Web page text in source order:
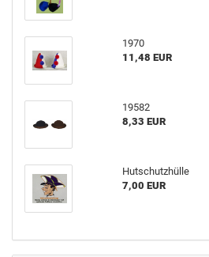
1970
11,48 EUR
19582
8,33 EUR
Hutschutzhülle
7,00 EUR